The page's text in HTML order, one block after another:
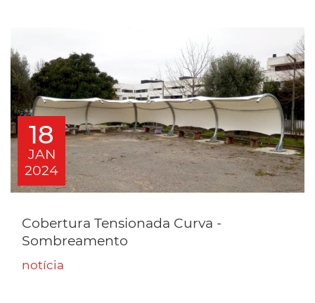
18
JAN
2024
Cobertura Tensionada Curva -
Sombreamento
notícia